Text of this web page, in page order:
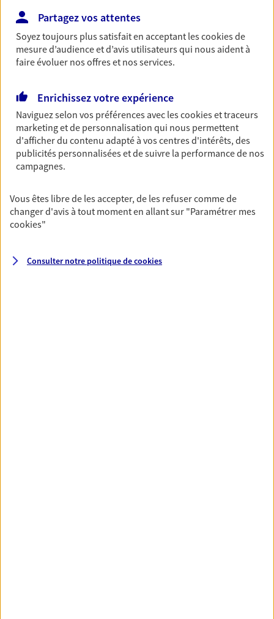
Réalisez vos projets grâce à votre épargne : achat
immobilier, études des enfants ou voyage autour
du monde… Épargnez à votre rythme et
simplement, selon votre profil.
Préparez sereinement ce nouveau chapitre de
votre vie avec les conseils d'un expert. Découvrez
notre solution PER (Plan Epargne Retraite)
spécialement conçue pour la retraite.
Couvrez vos dépenses de santé ainsi que celles de
votre famille avec la complémentaire santé qui
vous ressemble.
Prévoyance
Partagez vos attentes
Soyez toujours plus satisfait en acceptant lescookiesde
mesure d’audience et d’avis utilisateurs qui nous aident à
faire évoluer nos offres et nos services.
Enrichissez votre expérience
Naviguez selon vos préférences avec lescookies et traceurs
marketing et de personnalisation qui nous permettent
d'afficher du contenu adapté à vos centres d'intérêts, des
publicités personnalisées et de suivre la performance de nos
campagnes.
Vous êtes libre de les accepter, de les refuser comme de
changer d'avis à tout moment en allant sur "Paramétrer mes
cookies"
Consulter notre politique decookies